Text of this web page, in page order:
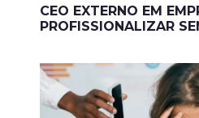
CEO EXTERNO EM
PROFISSIONALIZAR